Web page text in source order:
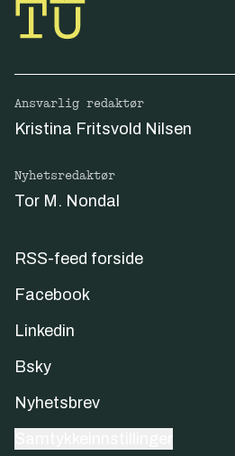
Ansvarlig redaktør
Kristina Fritsvold Nilsen
Nyhetsredaktør
Tor M. Nondal
RSS-feed forside
Facebook
Linkedin
Bsky
Nyhetsbrev